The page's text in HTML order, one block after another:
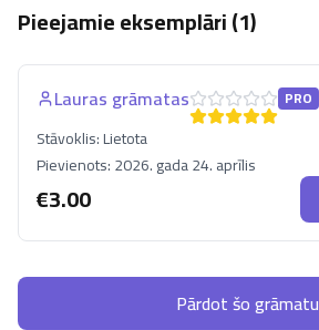
Pieejamie eksemplāri (1)
Lauras grāmatas PRO
Stāvoklis:Lietota
Pievienots:2026. gada 24. aprīlis
€3.00
Pārdot šo grāmatu